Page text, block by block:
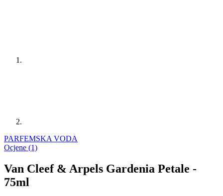
PARFEMSKA VODA
Ocjene (1)
Van Cleef & Arpels Gardenia Petale -
75ml